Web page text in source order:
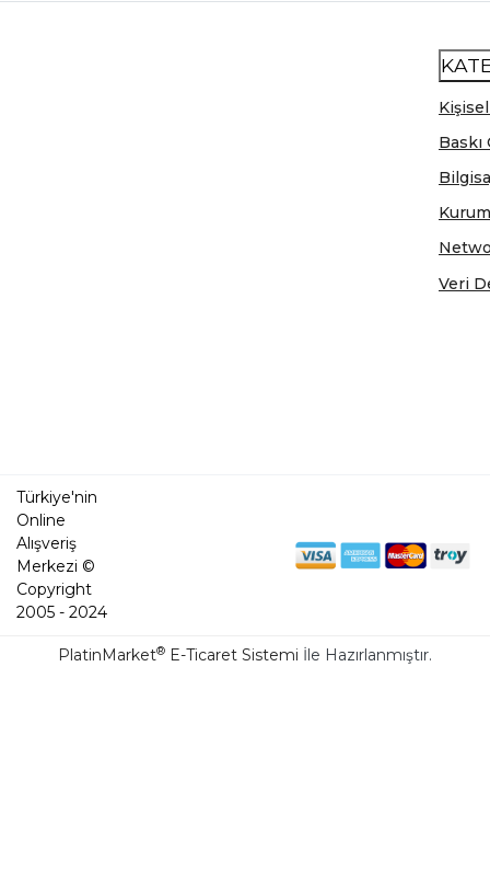
Veri
Türkiye'nin
Online
Alışveriş
Merkezi ©
Copyright
2005 - 2024
PlatinMarket® E-Ticaret Sistemi İle Hazırlanmıştır.